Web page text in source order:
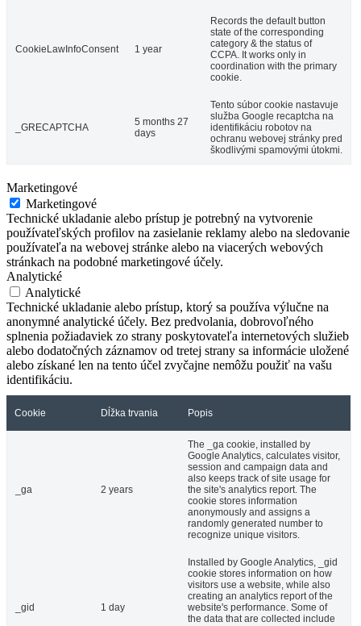
CookieLawInfoConsent 1 year
Records the default button
state of the corresponding
category & the status of
CCPA. It works only in
coordination with the primary
cookie.
_GRECAPTCHA
5 months 27
days
Tento súbor cookie nastavuje
služba Google recaptcha na
identifikáciu robotov na
ochranu webovej stránky pred
škodlivými spamovými útokmi.
Marketingové
Marketingové
Technické ukladanie alebo prístup je potrebný na vytvorenie
používateľských profilov na zasielanie reklamy alebo na sledovanie
používateľa na webovej stránke alebo na viacerých webových
stránkach na podobné marketingové účely.
Analytické
Analytické
Technické ukladanie alebo prístup, ktorý sa používa výlučne na
anonymné analytické účely. Bez predvolania, dobrovoľného
splnenia požiadaviek zo strany poskytovateľa internetových služieb
alebo dodatočných záznamov od tretej strany sa informácie uložené
alebo získané len na tento účel zvyčajne nemôžu použiť na vašu
identifikáciu.
Cookie Dĺžka trvania Popis
_ga 2 years
The _ga cookie, installed by
Google Analytics, calculates visitor,
session and campaign data and
also keeps track of site usage for
the site's analytics report. The
cookie stores information
anonymously and assigns a
randomly generated number to
recognize unique visitors.
_gid 1 day
Installed by Google Analytics, _gid
cookie stores information on how
visitors use a website, while also
creating an analytics report of the
website's performance. Some of
the data that are collected include